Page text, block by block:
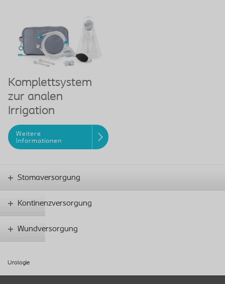
Komplettsystem
zur analen
Irrigation
Weitere
Informationen
Stomaversorgung
Kontinenzversorgung
Wundversorgung
Urologie